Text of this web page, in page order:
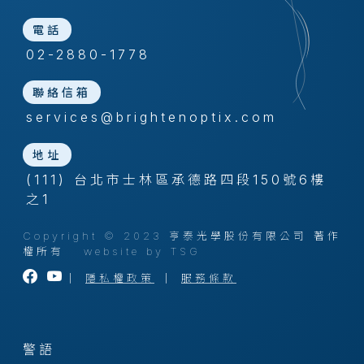
電話
02-2880-1778
聯絡信箱
services@brightenoptix.com
地址
(111) 台北市士林區承德路四段150號6樓
之1
Copyright © 2023 亨泰光學股份有限公司 著作
權所有 website by TSG
隱私權政策 服務條款
警語